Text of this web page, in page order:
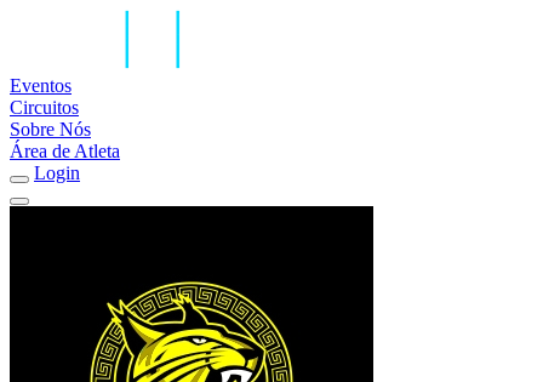
Eventos
Circuitos
Sobre Nós
Área de Atleta
Login